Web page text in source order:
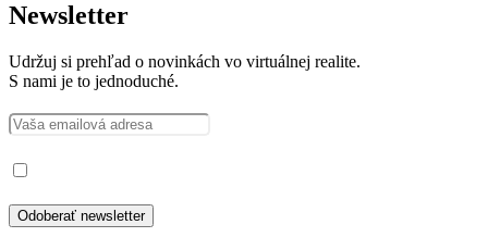
Newsletter
Udržuj si prehľad o novinkách vo virtuálnej realite.
S nami je to jednoduché.